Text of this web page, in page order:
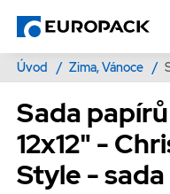
Úvod / Zima, Vánoce /
Sada
12x12" -
Style - sada